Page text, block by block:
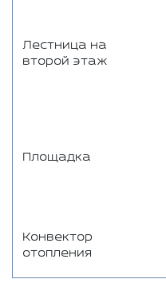
Лестница на
второй этаж
Площадка
Конвектор
отопления